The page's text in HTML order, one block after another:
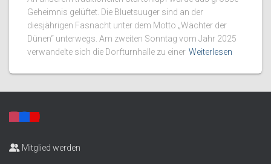
Geheimnis gelüftet. Die Bluetsuuger sind an der
diesjährigen Fasnacht unter dem Motto „Wächter der
Dünen“ unterwegs. Am zweiten Sonntag vom Jahr 2025
verwandelte sich die Dorfturnhalle zu einer Weiterlesen
Mitglied werden